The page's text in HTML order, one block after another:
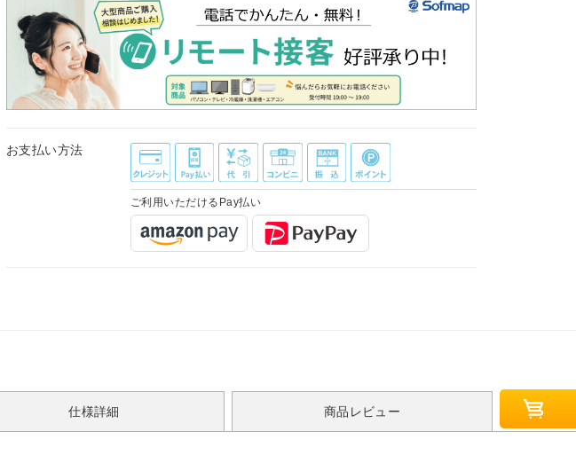
お支払い方法
ご利用いただけるPay払い
仕様詳細 商品レビュー